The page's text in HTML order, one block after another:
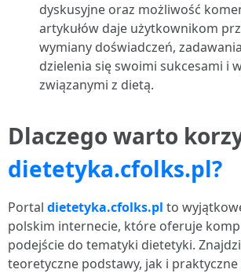
dyskusyjne oraz możliwość
artykułów daje użytkownikom
wymiany doświadczeń,
dzielenia się swoimi sukcesami i
związanymi z dietą.
Dlaczego warto
dietetyka.cfolks.pl?
Portal dietetyka.cfolks.pl to
polskim internecie, które oferuje
podejście do tematyki dietetyki.
teoretyczne podstawy, jak i